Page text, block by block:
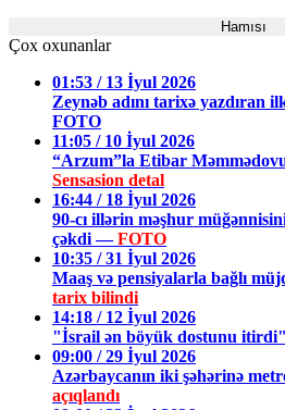
Hamısı
Çox oxunanlar
01:53 / 13 İyul 2026
Zeynəb adını tarixə yazdıran
FOTO
11:05 / 10 İyul 2026
“Arzum”la Etibar
Sensasion detal
16:44 / 18 İyul 2026
90-cı illərin məşhur
çəkdi —FOTO
10:35 / 31 İyul 2026
Maaş və pensiyalarla bağlı
tarix bilindi
14:18 / 12 İyul 2026
"İsrail ən böyük dostunu itirdi"
09:00 / 29 İyul 2026
Azərbaycanın iki şəhərinə
açıqlandı